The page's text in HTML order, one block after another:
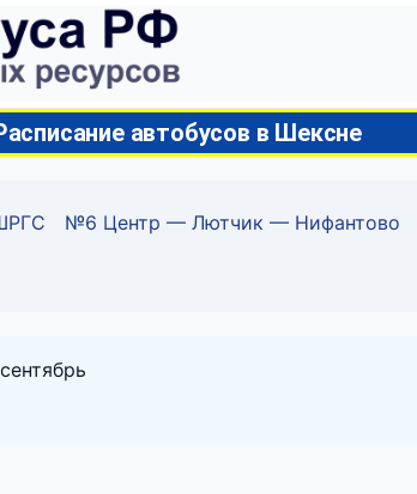
автобусов в Шексне
№6 Центр — Лютчик — Нифантово